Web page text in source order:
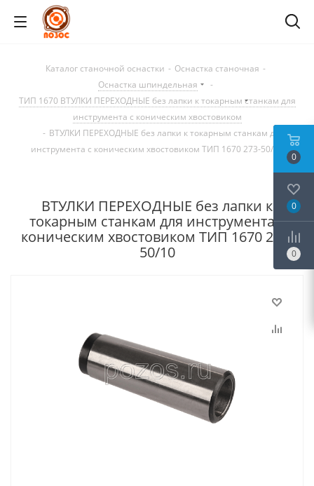
Каталог станочной оснастки - Оснастка станочная -
Оснастка шпиндельная
-
ТИП 1670 ВТУЛКИ ПЕРЕХОДНЫЕ без лапки к токарным станкам для
инструмента с коническим хвостовиком
- ВТУЛКИ ПЕРЕХОДНЫЕ без лапки к токарным станкам для
инструмента с коническим хвостовиком ТИП 1670 273-50/10
ВТУЛКИ ПЕРЕХОДНЫЕ без лапки к
токарным станкам для инструмента с
коническим хвостовиком ТИП 1670 273-
50/10
0
0
0